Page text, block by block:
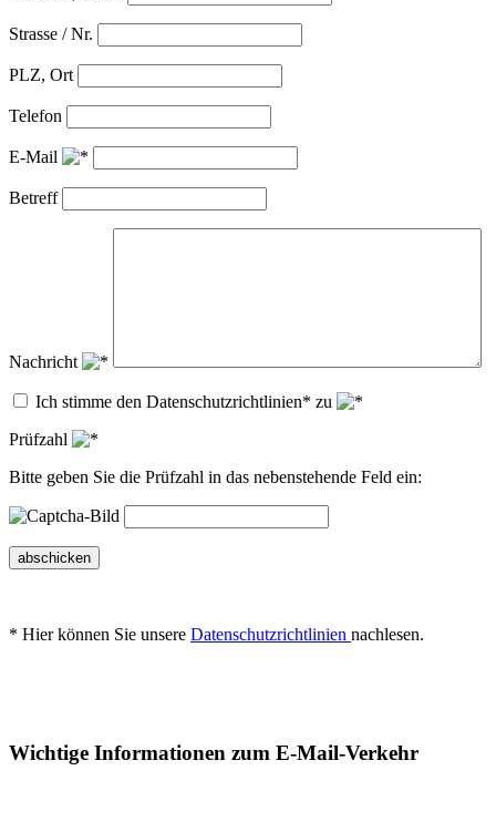
Strasse / Nr.
PLZ, Ort
Telefon
E-Mail
Betreff
Nachricht
Ich stimme den Datenschutzrichtlinien* zu
Prüfzahl
Bitte geben Sie die Prüfzahl in das nebenstehende Feld ein:
abschicken
* Hier können Sie unsere Datenschutzrichtlinien nachlesen.
Wichtige Informationen zum E-Mail-Verkehr